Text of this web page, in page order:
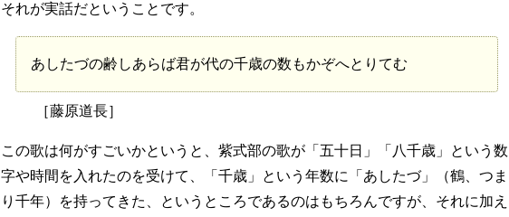
それが実話だということです。
あしたづの齢しあらば君が代の千歳の数もかぞへとりてむ
［藤原道長］
この歌は何がすごいかというと、紫式部の歌が「五十日」「八千歳」という数
字や時間を入れたのを受けて、「千歳」という年数に「あしたづ」（鶴、つま
り千年）を持ってきた、というところであるのはもちろんですが、それに加え